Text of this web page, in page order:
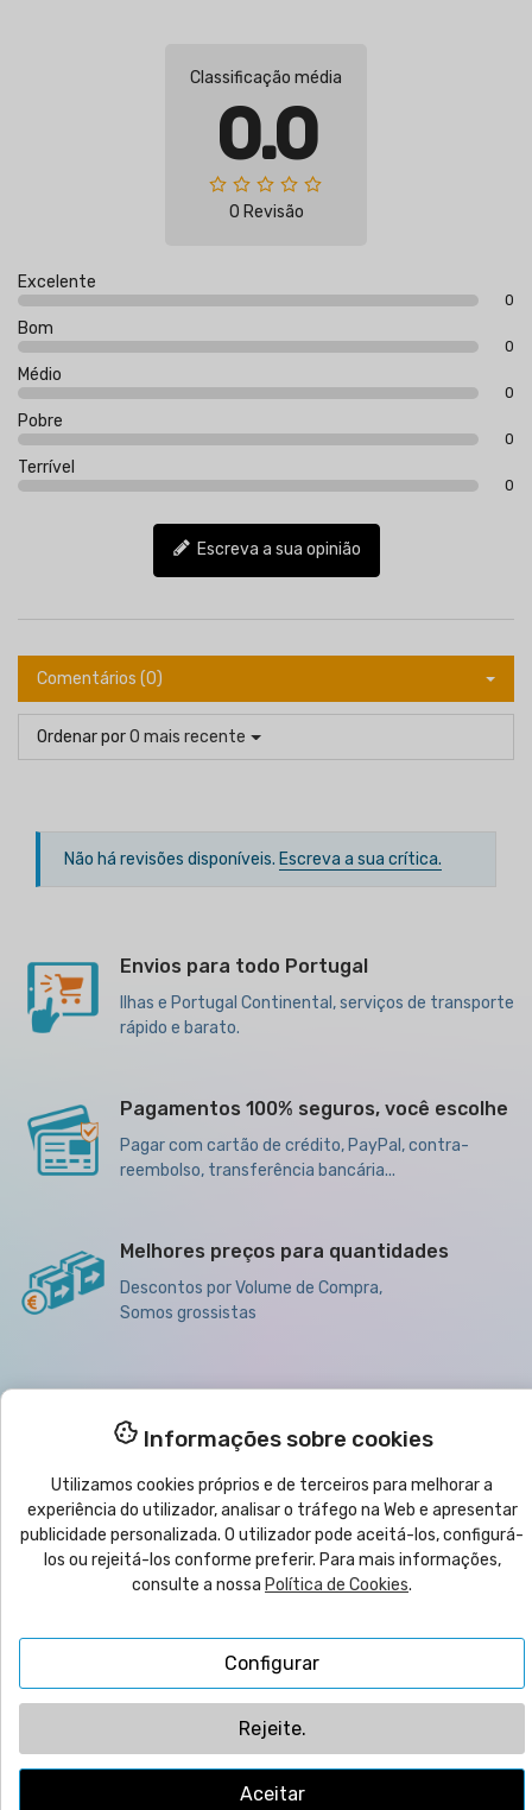
Classificação média
0.0
0 Revisão
Excelente
0
Bom
0
Médio
0
Pobre
0
Terrível
0
Escreva a sua opinião
Comentários (0)
Ordenar porO mais recente
Não há revisões disponíveis. Escreva a sua crítica.
Envios para todo Portugal
Ilhas e Portugal Continental, serviços de transporte
rápido e barato.
Pagamentos 100% seguros, você escolhe
Pagar com cartão de crédito, PayPal, contra-
reembolso, transferência bancária...
Melhores preços para quantidades
Descontos por Volume de Compra,
Somos grossistas
Ajuda 
Boletim informativo 
© 2025yoimprimo® | CMC VYRECO SL - C/Juan Bautista Llorens,
109B - 12540 Vila-Real (Castellón) ESPANHA | Nº IVA: ESB12458089
Informações sobre cookies
Utilizamos cookies próprios e de terceiros para melhorar a
experiência do utilizador, analisar o tráfego na Web e apresentar
publicidade personalizada. O utilizador pode aceitá-los, configurá-
los ou rejeitá-los conforme preferir. Para mais informações,
consulte a nossa Política de Cookies.
Configurar
Rejeite.
Aceitar